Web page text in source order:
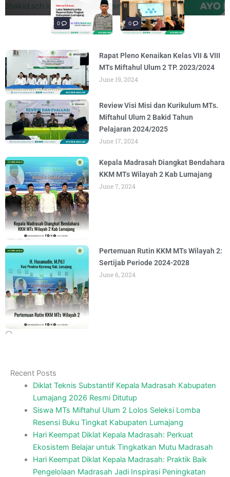
materi “Pengembangan Ekosistem
BY ADMIN AUGUST 6, 2026
penguatan materi bertajuk "Praktik Baik
BY ADMIN AUGUST 6, 2026
penguatan materi "Re-Branding
BY ADMIN AUGUST 5, 2026
materi Literasi Digital yang
BY ADMIN AUGUST 5, 2026
Madrasah" padaAUGUST 4, 2026
materi “Pengembangan Ekosistem
BY ADMIN AUGUST 6, 2026
penguatan materi bertajuk "Praktik Baik
BY ADMIN AUGUST 6, 2026
0 0
Rapat Pleno Kenaikan Kelas VII & VIII
MTs Miftahul Ulum 2 TP. 2023/2024
June 19, 2024
Review Visi Misi dan Kurikulum MTs.
Miftahul Ulum 2 Bakid Tahun
Pelajaran 2024/2025
June 17, 2024
Kepala Madrasah Diangkat Bendahara
KKM MTs Wilayah 2 Kab Lumajang
June 7, 2024
Pertemuan Rutin KKM MTs Wilayah 2:
Sertijab Periode 2024-2028
June 6, 2024
Recent Posts
Diklat Teknis Substantif Kepala Madrasah Kabupaten
Lumajang 2026 Resmi Ditutup
Siswa MTs Miftahul Ulum 2 Lolos Seleksi Lomba
Resensi Buku Tingkat Kabupaten Lumajang
Hari Keempat Diklat Kepala Madrasah: Perkuat
Ekosistem Belajar untuk Tingkatkan Mutu Madrasah
Hari Keempat Diklat Kepala Madrasah: Praktik Baik
Pengelolaan Madrasah Jadi Inspirasi Peningkatan